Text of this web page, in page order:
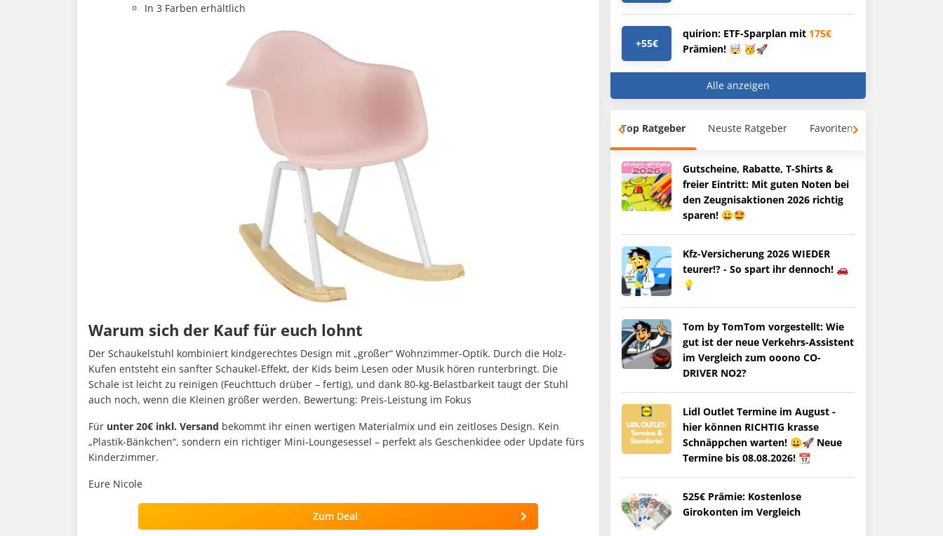
In 3 Farben erhältlich
Warum sich der Kauf für euch lohnt
Der Schaukelstuhl kombiniert kindgerechtes Design mit „großer“ Wohnzimmer-Optik. Durch die Holz-
Kufen entsteht ein sanfter Schaukel-Effekt, der Kids beim Lesen oder Musik hören runterbringt. Die
Schale ist leicht zu reinigen (Feuchttuch drüber – fertig), und dank 80-kg-Belastbarkeit taugt der Stuhl
auch noch, wenn die Kleinen größer werden. Bewertung: Preis-Leistung im Fokus
Für unter 20€ inkl. Versand bekommt ihr einen wertigen Materialmix und ein zeitloses Design. Kein
„Plastik-Bänkchen“, sondern ein richtiger Mini-Loungesessel – perfekt als Geschenkidee oder Update fürs
Kinderzimmer.
Eure Nicole
Zum Deal
+55€
quirion: ETF-Sparplan mit 175€
Prämien! 🤯 🥳🚀
Alle anzeigen
Top Ratgeber Neuste Ratgeber Favoriten
Gutscheine, Rabatte, T-Shirts &
freier Eintritt: Mit guten Noten bei
den Zeugnisaktionen 2026 richtig
sparen! 😀🤩
Kfz-Versicherung 2026 WIEDER
teurer!? - So spart ihr dennoch! 🚗
💡
Tom by TomTom vorgestellt: Wie
gut ist der neue Verkehrs-Assistent
im Vergleich zum ooono CO-
DRIVER NO2?
Lidl Outlet Termine im August -
hier können RICHTIG krasse
Schnäppchen warten! 😀🚀 Neue
Termine bis 08.08.2026! 📆
525€ Prämie: Kostenlose
Girokonten im Vergleich